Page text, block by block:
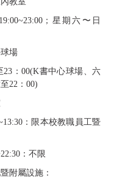
；星期六〜日
場
23 ：00(K書中心球場、六
22 ： 00)
：限本校教職員工暨
：不限
附屬設施：